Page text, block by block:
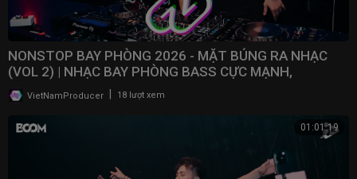
NONSTOP BAY PHÒNG 2026 - MẶT BÚNG RA NHẠC
(VOL 2) | NHẠC BAY PHÒNG BASS CỰC MẠNH,
NONSTOP 2025
VietNamProducer 18 lượt xem
01:01:19